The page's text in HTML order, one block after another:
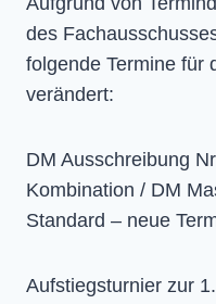
des
folgende Termine für
verändert:
DM Ausschreibung
Kombination / DM
Standard – neue
Aufstiegsturnier zur